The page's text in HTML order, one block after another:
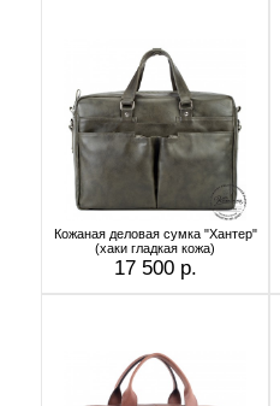
Кожаная деловая сумка "Хантер"
(хаки гладкая кожа)
17 500 р.